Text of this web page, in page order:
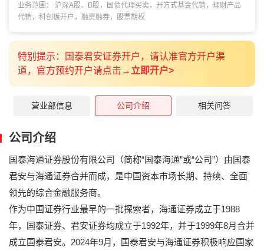
业务范围： 沪深A股、B股，国债代理买卖，开方式基金代销，理财产品
代销，科创板开户，融资融券，股票期权
特别提示：国泰君安证券开户，请认准官方开户渠
道，官方预约开户请点击→ 立即开户>
营业部信息 公司介绍 相关问答
公司介绍
国泰海通证券股份有限公司（简称“国泰海通”或“公司”）由国泰
君安与海通证券合并而成，是中国资本市场长期、持续、全面
领先的综合金融服务商。
作为中国证券行业最早的一批探索者，海通证券成立于1988
年，国泰证券、君安证券均成立于1992年，并于1999年8月合并
成立国泰君安。2024年9月，国泰君安与海通证券积极响应国家